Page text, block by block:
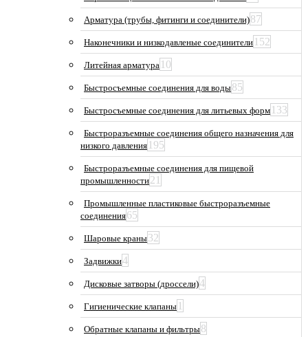
Арматура (трубы, фитинги и соединители)87
Наконечники и низкодавленые соединители 152
Литейная арматура 10
Быстросъемные соединения для воды85
Быстросъемные соединения для литьевых форм 133
Быстроразъемные соединения общего назначения для
низкого давления 195
Быстроразъемные соединения для пищевой
промышленности21
Промышленные пластиковые быстроразъемные
соединения65
Шаровые краны32
Задвижки4
Дисковые затворы (дроссели)4
Гигиенические клапаны 1
Обратные клапаны и фильтры8